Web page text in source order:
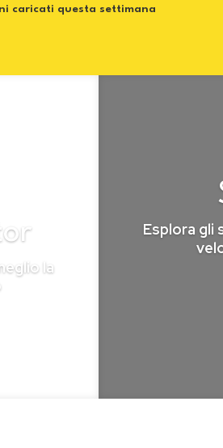
caricati questa settimana
la
Esplora gli